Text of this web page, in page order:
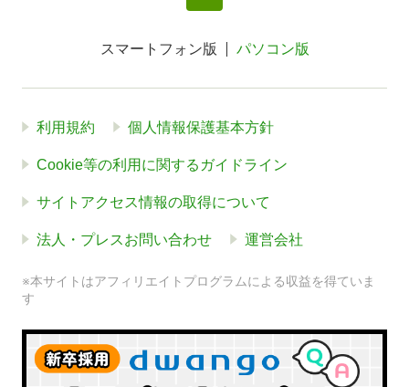
スマートフォン版 パソコン版
利用規約 個人情報保護基本方針
Cookie等の利用に関するガイドライン
サイトアクセス情報の取得について
法人・プレスお問い合わせ 運営会社
※本サイトはアフィリエイトプログラムによる収益を得ていま
す